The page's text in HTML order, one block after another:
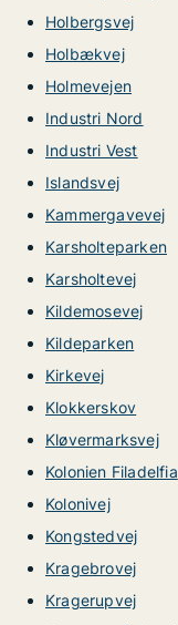
Holbergsvej
Holbækvej
Holmevejen
Industri Nord
Industri Vest
Islandsvej
Kammergavevej
Karsholteparken
Karsholtevej
Kildemosevej
Kildeparken
Kirkevej
Klokkerskov
Kløvermarksvej
Kolonien Filadelfia
Kolonivej
Kongstedvej
Kragebrovej
Kragerupvej